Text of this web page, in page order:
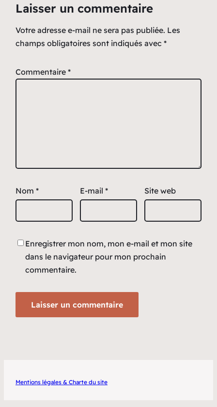
Laisser un commentaire
Votre adresse e-mail ne sera pas publiée. Les
champs obligatoires sont indiqués avec *
Commentaire *
Nom * E-mail * Site web
Enregistrer mon nom, mon e-mail et mon site
dans le navigateur pour mon prochain
commentaire.
Mentions légales & Charte du site